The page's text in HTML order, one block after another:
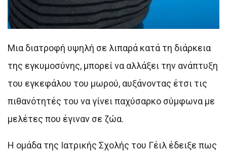
Μια διατροφή υψηλή σε λιπαρά κατά τη διάρκεια
της εγκυμοσύνης, μπορεί να αλλάξει την ανάπτυξη
του εγκεφάλου του μωρού, αυξάνοντας έτσι τις
πιθανότητές του να γίνει παχύσαρκο σύμφωνα με
μελέτες που έγιναν σε ζώα.
Η ομάδα της Ιατρικής Σχολής του Γέιλ έδειξε πως